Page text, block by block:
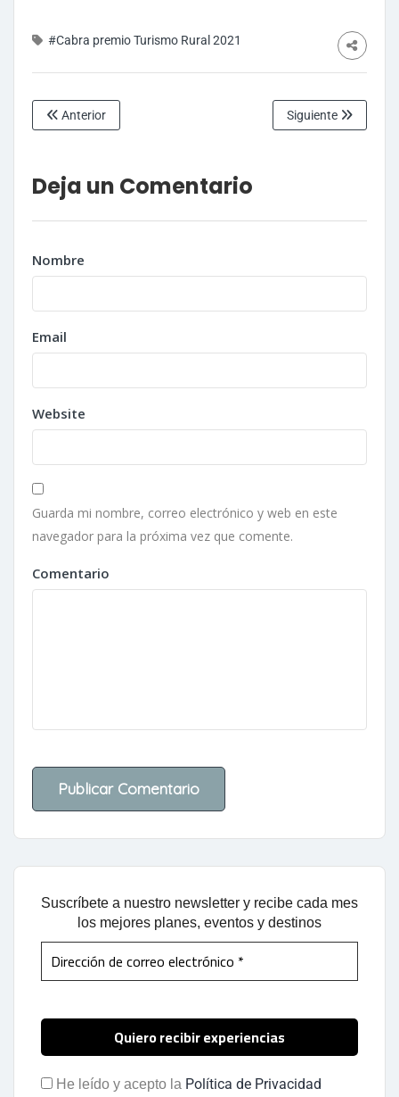
#Cabra premio Turismo Rural 2021
Anterior Siguiente
Deja un Comentario
Nombre
Email
Website
Guarda mi nombre, correo electrónico y web en este
navegador para la próxima vez que comente.
Comentario
Suscríbete a nuestro newsletter y recibe cada mes
los mejores planes, eventos y destinos
He leído y acepto la Política de Privacidad